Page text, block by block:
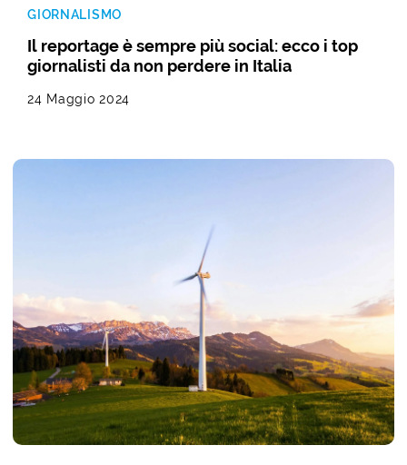
GIORNALISMO
Il reportage è sempre più social: ecco i top
giornalisti da non perdere in Italia
24 Maggio 2024